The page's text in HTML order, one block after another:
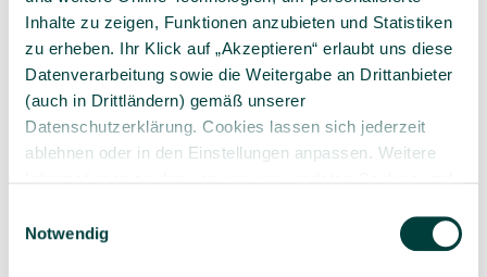
Inhalte zu zeigen, Funktionen anzubieten und Statistiken
zu erheben. Ihr Klick auf „Akzeptieren“ erlaubt uns diese
Datenverarbeitung sowie die Weitergabe an Drittanbieter
(auch in Drittländern) gemäß unserer
Datenschutzerklärung. Cookies lassen sich jederzeit
ablehnen oder in den Einstellungen anpassen. Weitere
schutz­erklärung
Notwendig
Sorgfältig ausgewähltes
Produktsortiment
Kompetente und
individuelle Beratung